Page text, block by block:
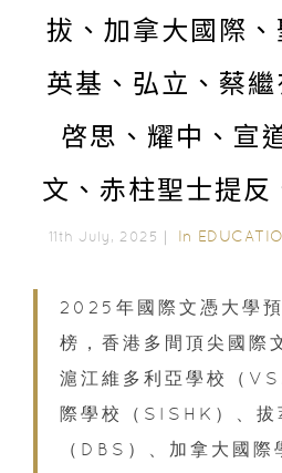
拔、加拿大國際、
英基、弘立、蔡繼
啓思、耀中、宣
文、赤柱聖士提反
11th July, 2025｜ In
2025年國際文憑大學
榜，香港多間頂尖國際
滬江維多利亞學校（
際學校（SISHK）、拔
（DBS）、加拿大國際